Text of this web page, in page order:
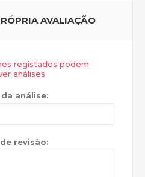
AVALIAÇÃO
registados podem
análises
análise:
revisão: